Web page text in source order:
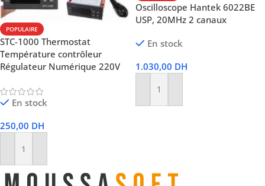
POPULAIRE
STC-1000 Thermostat
Température contrôleur
Régulateur Numérique 220V
En stock
250,00 DH
Ajouter Au Panier
Oscilloscope Hantek 6022BE
USP, 20MHz 2 canaux
En stock
1.030,00 DH
Ajouter Au Panier